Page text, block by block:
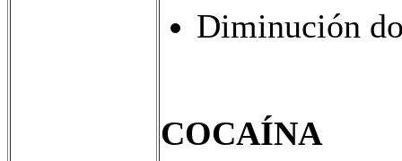
Diminución
COCAÍNA